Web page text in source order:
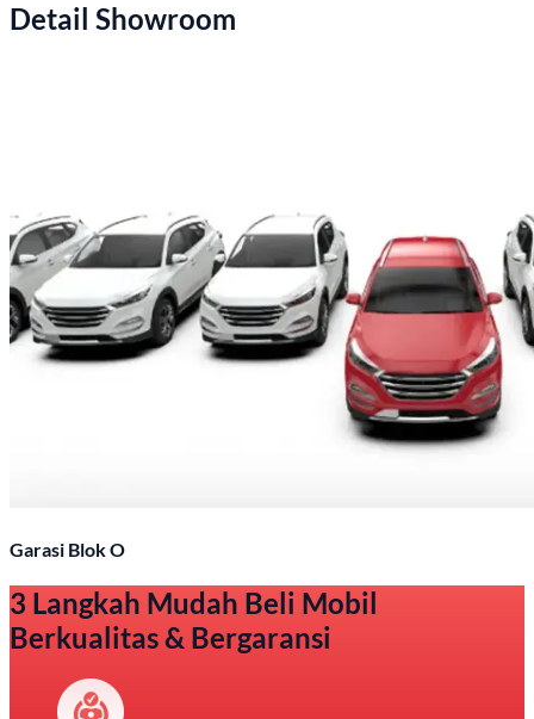
Detail Showroom
Garasi Blok O
3 Langkah Mudah Beli Mobil
Berkualitas & Bergaransi